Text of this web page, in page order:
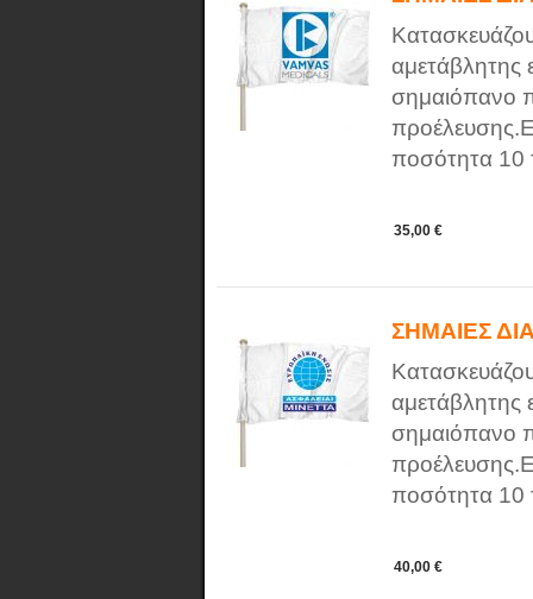
σημαιόπανο
ποσότητα 10
35,00 €
ΣΗΜΑΙΕΣ
σημαιόπανο
ποσότητα 10
40,00 €